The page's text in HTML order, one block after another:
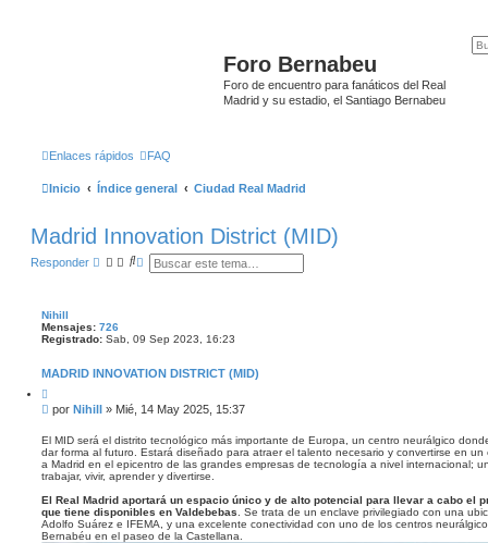
Foro Bernabeu
Foro de encuentro para fanáticos del Real
Madrid y su estadio, el Santiago Bernabeu
Enlaces rápidos FAQ
Inicio Índice general Ciudad Real Madrid
Madrid Innovation District (MID)
Responder
B B
d
v
n
z
d
a
Nihill
Mensajes: 726
Registrado: Sab, 09 Sep 2023, 16:23
MADRID INNOVATION DISTRICT (MID)
i
t
r
M
n
s
a
j
e
por Nihill » Mié, 14 May 2025, 15:37
El MID será el distrito tecnológico más importante de Europa, un centro neurálgico
dar forma al futuro. Estará diseñado para atraer el talento necesario y convertirse en
a Madrid en el epicentro de las grandes empresas de tecnología a nivel internacional;
trabajar, vivir, aprender y divertirse.
El Real Madrid aportará un espacio único y de alto potencial para llevar a cabo el
que tiene disponibles en Valdebebas . Se trata de un enclave privilegiado con una
Adolfo Suárez e IFEMA, y una excelente conectividad con uno de los centros
Bernabéu en el paseo de la Castellana.